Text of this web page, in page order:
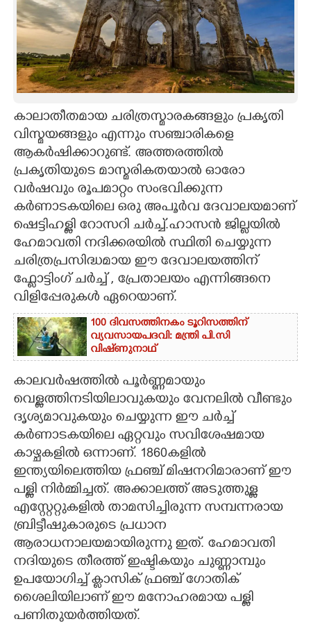
ART
ASTRO
LITERATURE
ZOOM
CONTACT US
കാലാതീതമായ ചരിത്രസ്മാരകങ്ങളും പ്രകൃതി
വിസ്മയങ്ങളും എന്നും സഞ്ചാരികളെ
ആകർഷിക്കാറുണ്ട്. അത്തരത്തിൽ
പ്രകൃതിയുടെ മാസ്മരികതയാൽ ഓരോ
വർഷവും രൂപമാറ്റം സംഭവിക്കുന്ന
കർണാടകയിലെ ഒരു അപൂർവ ദേവാലയമാണ്
ഷെട്ടിഹള്ളി റോസറി ചർച്ച്.ഹാസൻ ജില്ലയിൽ
ഹേമാവതി നദിക്കരയിൽ സ്ഥിതി ചെയ്യുന്ന
ചരിത്രപ്രസിദ്ധമായ ഈ ദേവാലയത്തിന്
ഫ്ലോട്ടിംഗ് ചർച്ച് , പ്രേതാലയം എന്നിങ്ങനെ
വിളിപ്പേരുകൾ ഏറെയാണ്.
100 ദിവസത്തിനകം ടൂറിസത്തിന്
വ്യവസായപദവി: മന്ത്രി പി.സി
വിഷ്‌ണുനാഥ്
കാലവർഷത്തിൽ പൂർണ്ണമായും
വെള്ളത്തിനടിയിലാവുകയും വേനലിൽ വീണ്ടും
ദൃശ്യമാവുകയും ചെയ്യുന്ന ഈ ചർച്ച്
കർണാടകയിലെ ഏറ്റവും സവിശേഷമായ
കാഴ്ചകളിൽ ഒന്നാണ്. 1860കളിൽ
ഇന്ത്യയിലെത്തിയ ഫ്രഞ്ച് മിഷനറിമാരാണ് ഈ
പള്ളി നിർമ്മിച്ചത്. അക്കാലത്ത് അടുത്തുള്ള
എസ്റ്റേറ്റുകളിൽ താമസിച്ചിരുന്ന സമ്പന്നരായ
ബ്രിട്ടീഷുകാരുടെ പ്രധാന
ആരാധനാലയമായിരുന്നു ഇത്. ഹേമാവതി
നദിയുടെ തീരത്ത് ഇഷ്ടികയും ചുണ്ണാമ്പും
ഉപയോഗിച്ച് ക്ലാസിക് ഫ്രഞ്ച് ഗോതിക്
ശൈലിയിലാണ് ഈ മനോഹരമായ പള്ളി
പണിതുയർത്തിയത്.